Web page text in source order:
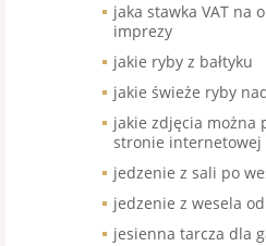
jaka stawka VAT na
imprezy
jakie ryby z bałtyku
jakie świeże ryby
jakie zdjęcia można
stronie internetowej
jedzenie z sali po
jedzenie z wesela
jesienna tarcza dla